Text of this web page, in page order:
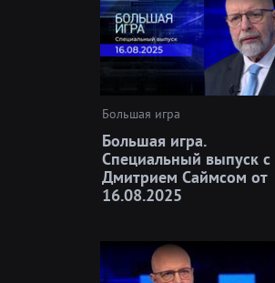
Большая игра
Большая игра.
Специальный выпуск с
Дмитрием Саймсом от
16.08.2025